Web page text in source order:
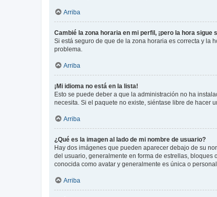
Arriba
Cambié la zona horaria en mi perfil, ¡pero la hora sigue
Si está seguro de que de la zona horaria es correcta y la
problema.
Arriba
¡Mi idioma no está en la lista!
Esto se puede deber a que la administración no ha
necesita. Si el paquete no existe, siéntase libre de hacer
Arriba
¿Qué es la imagen al lado de mi nombre de usuario?
Hay dos imágenes que pueden aparecer debajo de su
del usuario, generalmente en forma de estrellas,
conocida como avatar y generalmente es única o
Arriba